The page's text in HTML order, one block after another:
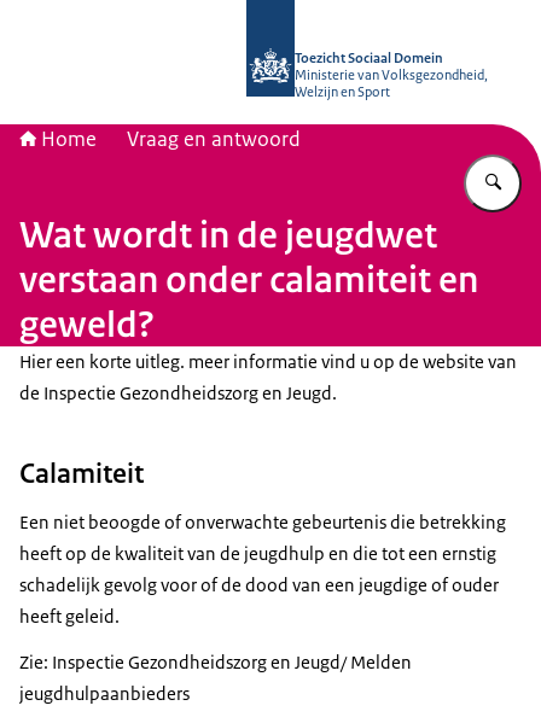
Toezicht Sociaal Domein
Ministerie van Volksgezondheid,
Welzijn en Sport
Home Vraag en antwoord
Wat wordt in de jeugdwet
verstaan onder calamiteit en
geweld?
Hier een korte uitleg. meer informatie vind u op de website van
de Inspectie Gezondheidszorg en Jeugd.
Calamiteit
Een niet beoogde of onverwachte gebeurtenis die betrekking
heeft op de kwaliteit van de jeugdhulp en die tot een ernstig
schadelijk gevolg voor of de dood van een jeugdige of ouder
heeft geleid.
Zie: Inspectie Gezondheidszorg en Jeugd/ Melden
jeugdhulpaanbieders